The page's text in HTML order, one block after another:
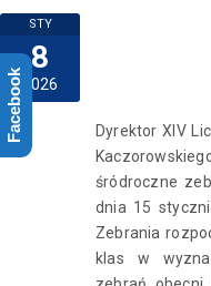
STY
8
2026
Dyrektor XIV
śródroczne
dnia 15
Zebrania
klas w
Facebook